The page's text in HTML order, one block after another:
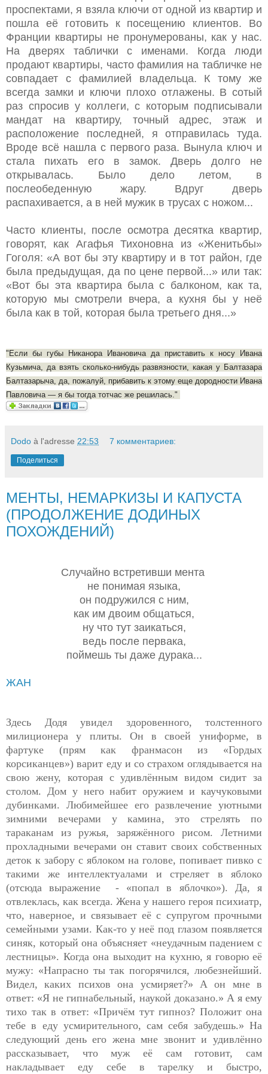
проспектами, я взяла ключи от одной из квартир и
пошла её готовить к посещению клиентов. Во
Франции квартиры не пронумерованы, как у нас.
На дверях таблички с именами. Когда люди
продают квартиры, часто фамилия на табличке не
совпадает с фамилией владельца. К тому же
всегда замки и ключи плохо отлажены. В сотый
раз спросив у коллеги, с которым подписывали
мандат на квартиру, точный адрес, этаж и
расположение последней, я отправилась туда.
Вроде всё нашла с первого раза. Вынула ключ и
стала пихать его в замок. Дверь долго не
открывалась. Было дело летом, в
послеобеденную жару. Вдруг дверь
распахивается, а в ней мужик в трусах с ножом...
Часто клиенты, после осмотра десятка квартир,
говорят, как Агафья Тихоновна из «Женитьбы»
Гоголя: «А вот бы эту квартиру и в тот район, где
была предыдущая, да по цене первой...» или так:
«Вот бы эта квартира была с балконом, как та,
которую мы смотрели вчера, а кухня бы у неё
была как в той, которая была третьего дня...»
"Если бы губы Никанора Ивановича да приставить к носу Ивана
Кузьмича, да взять сколько-нибудь развязности, какая у Балтазара
Балтазарыча, да, пожалуй, прибавить к этому еще дородности Ивана
Павловича — я бы тогда тотчас же решилась."
Dodo à l'adresse 22:53 7 комментариев:
Поделиться
МЕНТЫ, НЕМАРКИЗЫ И КАПУСТА
(ПРОДОЛЖЕНИЕ ДОДИНЫХ
ПОХОЖДЕНИЙ)
Случайно встретивши мента
не понимая языка,
он подружился с ним,
как им двоим общаться,
ну что тут заикаться,
ведь после первака,
поймешь ты даже дурака...
ЖАН
Здесь Додя увидел здоровенного, толстенного
милиционера у плиты. Он в своей униформе, в
фартуке (прям как франмасон из «Гордых
корсиканцев») варит еду и со страхом оглядывается на
свою жену, которая с удивлённым видом сидит за
столом. Дом у него набит оружием и каучуковыми
дубинками. Любимейшее его развлечение уютными
зимними вечерами у камина, это стрелять по
тараканам из ружья, заряжённого рисом. Летними
прохладными вечерами он ставит своих собственных
деток к забору с яблоком на голове, попивает пивко с
такими же интеллектуалами и стреляет в яблоко
(отсюда выражение - «попал в яблочко»). Да, я
отвлеклась, как всегда. Жена у нашего героя психиатр,
что, наверное, и связывает её с супругом прочными
семейными узами. Как-то у неё под глазом появляется
синяк, который она объясняет «неудачным падением с
лестницы». Когда она выходит на кухню, я говорю её
мужу: «Напрасно ты так погорячился, любезнейший.
Видел, каких психов она усмиряет?» А он мне в
ответ: «Я не гипнабельный, наукой доказано.» А я ему
тихо так в ответ: «Причём тут гипноз? Положит она
тебе в еду усмирительного, сам себя забудешь.» На
следующий день его жена мне звонит и удивлённо
рассказывает, что муж её сам готовит, сам
накладывает еду себе в тарелку и быстро,